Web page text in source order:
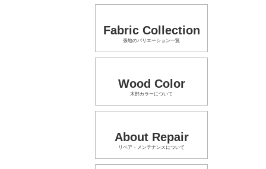
Fabric Collection
張地のバリエーション一覧
Wood Color
木部カラーについて
About Repair
リペア・メンテナンスについて